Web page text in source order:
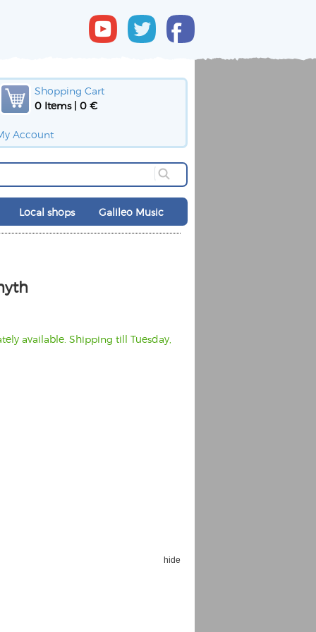
Shopping Cart
0 Items | 0 €
Account
Local shops Galileo Music
available. Shipping till Tuesday,
hide